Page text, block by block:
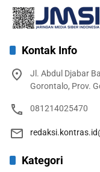
Kontak Info
Jl. Abdul Djabar
Gorontalo, Prov.
081214025470
Kategori